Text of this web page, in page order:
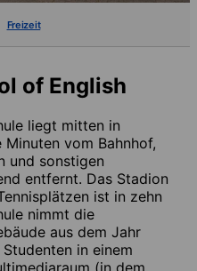
Freizeit
of English
liegt mitten in
vom Bahnhof,
und sonstigen
entfernt. Das Stadion
ist in zehn
nimmt die
aus dem Jahr
in einem
(in dem